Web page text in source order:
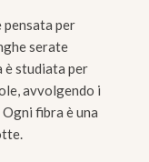
pensata per
serate
è studiata per
avvolgendo i
fibra è una